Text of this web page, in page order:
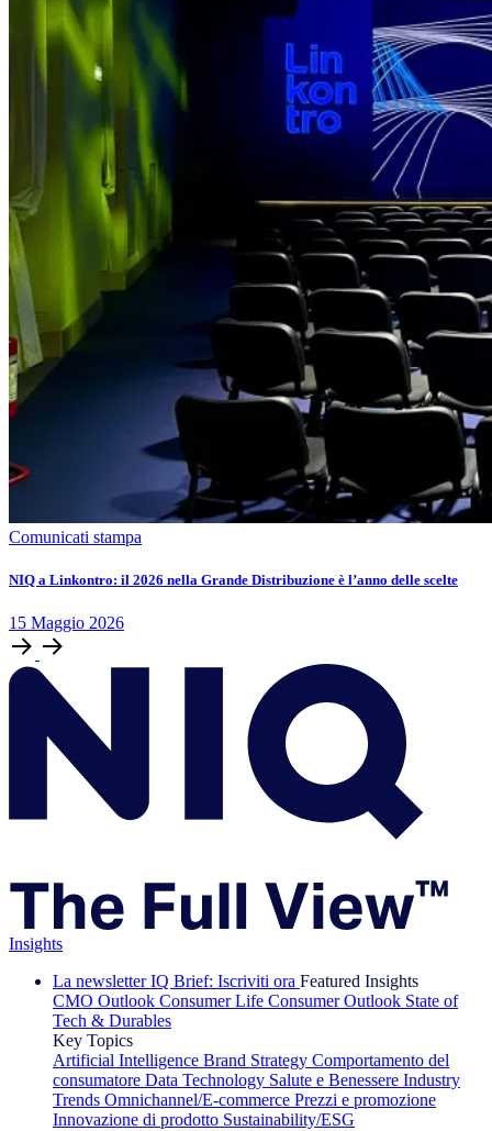
Comunicati stampa
NIQ a Linkontro: il 2026 nella Grande Distribuzione è l’anno delle scelte
15 Maggio 2026
Insights
La newsletter IQ Brief: Iscriviti ora Featured Insights
CMO Outlook Consumer Life Consumer Outlook State of
Tech & Durables
Key Topics
Artificial Intelligence Brand Strategy Comportamento del
consumatore Data Technology Salute e Benessere Industry
Trends Omnichannel/E-commerce Prezzi e promozione
Innovazione di prodotto Sustainability/ESG